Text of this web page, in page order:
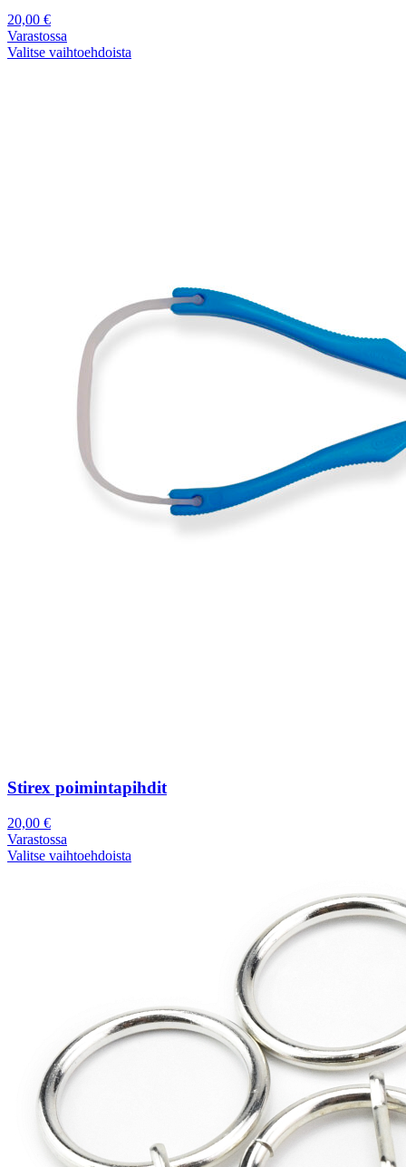
20,00 €
Varastossa
Valitse vaihtoehdoista
Stirex poimintapihdit
20,00 €
Varastossa
Valitse vaihtoehdoista